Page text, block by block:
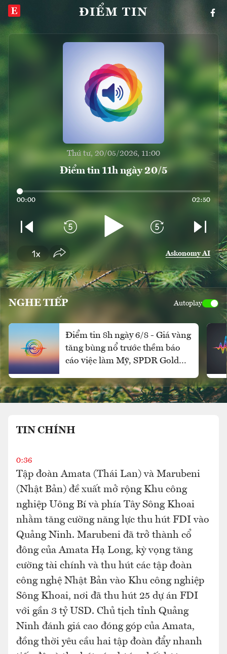
ĐIỂM TIN
Thứ tư, 20/05/2026, 11:00
Điểm tin 11h ngày 20/5
00:00 02:50
Askonomy AI
NGHE TIẾP Autoplay
Điểm tin 8h ngày 6/8 - Giá vàng
tăng bùng nổ trước thềm báo
cáo việc làm Mỹ, SPDR Gold
TIN CHÍNH
0:36
Tập đoàn Amata (Thái Lan) và Marubeni
(Nhật Bản) đề xuất mở rộng Khu công
nghiệp Uông Bí và phía Tây Sông Khoai
nhằm tăng cường năng lực thu hút FDI vào
Quảng Ninh. Marubeni đã trở thành cổ
đông của Amata Hạ Long, kỳ vọng tăng
cường tài chính và thu hút các tập đoàn
công nghệ Nhật Bản vào Khu công nghiệp
Sông Khoai, nơi đã thu hút 25 dự án FDI
với gần 3 tỷ USD. Chủ tịch tỉnh Quảng
Ninh đánh giá cao đóng góp của Amata,
đồng thời yêu cầu hai tập đoàn đẩy nhanh